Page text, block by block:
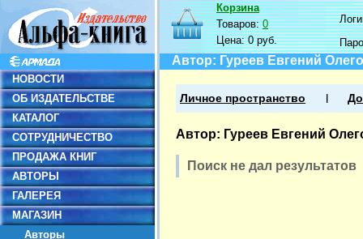
НОВОСТИ
ОБ ИЗДАТЕЛЬСТВЕ
КАТАЛОГ
СОТРУДНИЧЕСТВО
ПРОДАЖА КНИГ
АВТОРЫ
ГАЛЕРЕЯ
МАГАЗИН
Авторы
Корзина
Товаров:0
Цена:0 руб.
Автор: Гуреев Евгений
Личное пространство
Автор: Гуреев Евгений
Поиск не дал результатов